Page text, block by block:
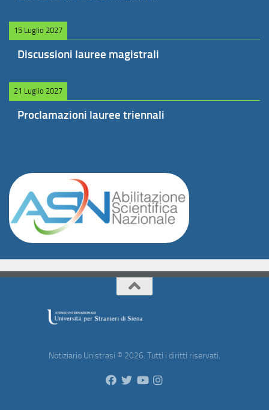
15 Luglio 2027
Discussioni lauree magistrali
21 Luglio 2027
Proclamazioni lauree triennali
Notiziario Unistrasi © 2026. Tutti i diritti riservati.